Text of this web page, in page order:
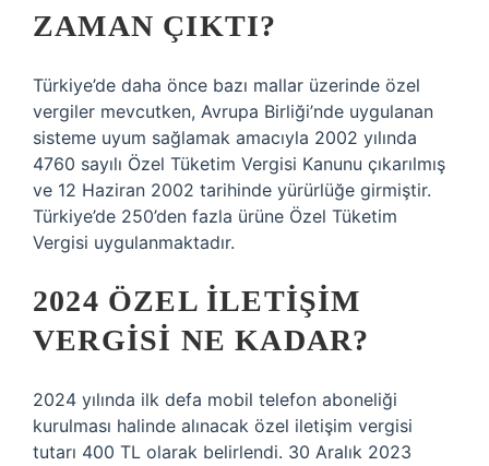
ZAMAN ÇIKTI?
Türkiye’de daha önce bazı mallar üzerinde özel
vergiler mevcutken, Avrupa Birliği’nde uygulanan
sisteme uyum sağlamak amacıyla 2002 yılında
4760 sayılı Özel Tüketim Vergisi Kanunu çıkarılmış
ve 12 Haziran 2002 tarihinde yürürlüğe girmiştir.
Türkiye’de 250’den fazla ürüne Özel Tüketim
Vergisi uygulanmaktadır.
2024 ÖZEL ILETIŞIM
VERGISI NE KADAR?
2024 yılında ilk defa mobil telefon aboneliği
kurulması halinde alınacak özel iletişim vergisi
tutarı 400 TL olarak belirlendi. 30 Aralık 2023